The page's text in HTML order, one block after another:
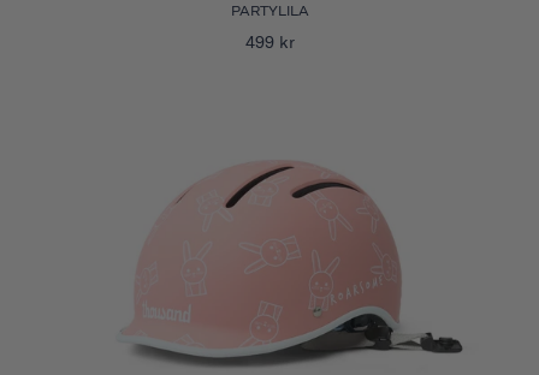
PARTYLILA
499 kr